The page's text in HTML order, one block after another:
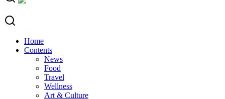
Home
Contents
News
Food
Travel
Wellness
Art & Culture